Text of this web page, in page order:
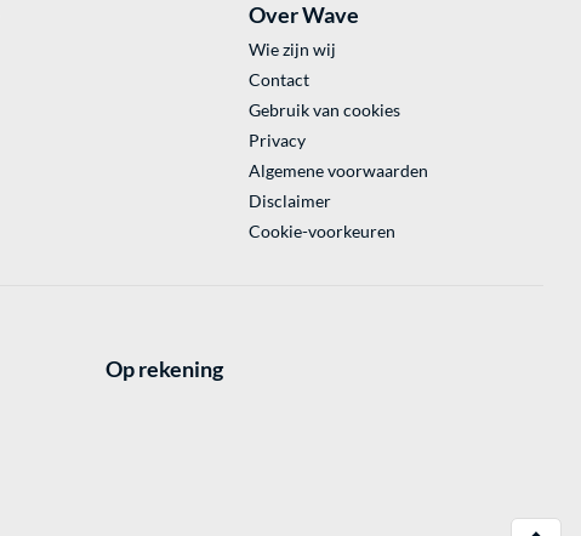
Over Wave
Wie zijn wij
Contact
Gebruik van cookies
Privacy
Algemene voorwaarden
Disclaimer
Cookie-voorkeuren
Op rekening